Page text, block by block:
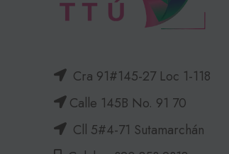
Cra 91#145-27 Loc 1-118
Calle 145B No. 91 70
Cll 5#4-71 Sutamarchán